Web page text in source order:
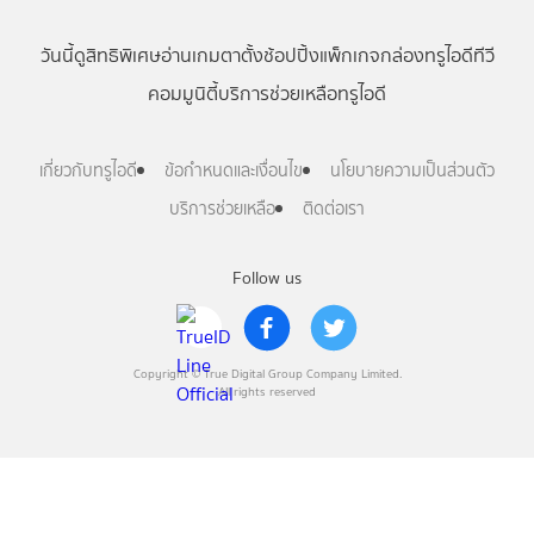
Follow us
Copyright © True Digital Group Company Limited.
All rights reserved
วันนี้ดูสิทธิพิเศษอ่านเกมตาตั้งช้อปปิ้งแพ็กเกจกล่องทรูไอดีทีวี
คอมมูนิตี้บริการช่วยเหลือทรูไอดี
เกี่ยวกับทรูไอดี ข้อกำหนดและเงื่อนไข
นโยบายความเป็นส่วนตัว
บริการช่วยเหลือ
ติดต่อเรา